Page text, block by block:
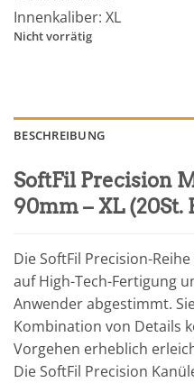
Innenkaliber: XL
Nicht vorrätig
BESCHREIBUNG
SoftFil Precision
90mm – XL (20St.
Die SoftFil Precision-
auf High-Tech-Fertigung
Anwender abgestimmt.
Kombination von Details
Vorgehen erheblich
Die SoftFil Precision